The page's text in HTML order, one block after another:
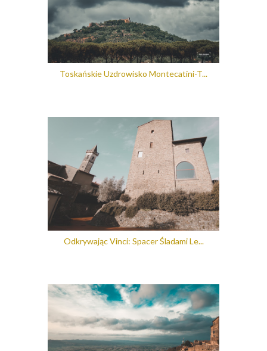
Toskańskie Uzdrowisko Montecatini-T...
Odkrywając Vinci: Spacer Śladami Le...